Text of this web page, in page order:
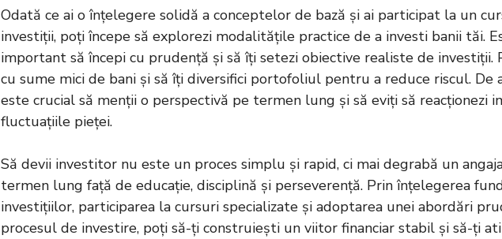
Odată ce ai o înțelegere solidă a conceptelor de bază și ai participat la un
investiții, poți începe să explorezi modalitățile practice de a investi banii tăi.
important să începi cu prudență și să îți setezi obiective realiste de investiții.
cu sume mici de bani și să îți diversifici portofoliul pentru a reduce riscul. De
este crucial să menții o perspectivă pe termen lung și să eviți să reacționezi
fluctuațiile pieței.
Să devii investitor nu este un proces simplu și rapid, ci mai degrabă un
termen lung față de educație, disciplină și perseverență. Prin înțelegerea
investițiilor, participarea la cursuri specializate și adoptarea unei abordări
procesul de investire, poți să-ți construiești un viitor financiar stabil și să-ți